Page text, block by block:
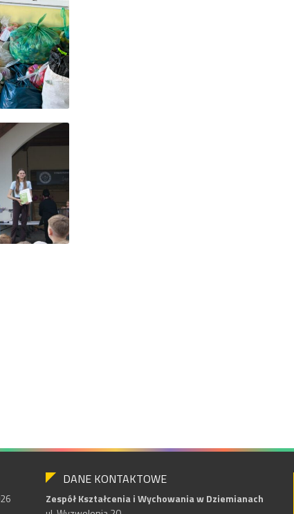
DANE KONTAKTOWE
Zespół Kształcenia i Wychowania w Dziemianach